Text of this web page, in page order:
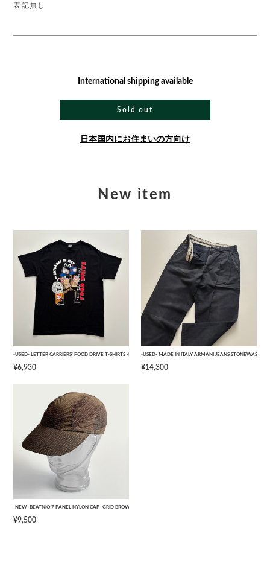
表記無し
International shipping available
Sold out
日本国内にお住まいの方向け
New item
-USED- LETTER CARRIERS' FOOD DRIVE T-SHIRTS -BLACK- [L]
¥6,930
-USED- MADE IN ITALY ARMANI JEANS
¥14,300
-NEW- BEATNIQ 7 PANEL NYLON CAP -GRID BROWN CAMOUFLAGE- [ONE SIZE]
¥9,500